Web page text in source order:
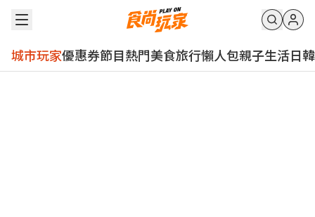
城市玩家優惠券節目熱門美食旅行懶人包親子生活日韓